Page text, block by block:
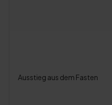
Ausstieg aus dem Fasten